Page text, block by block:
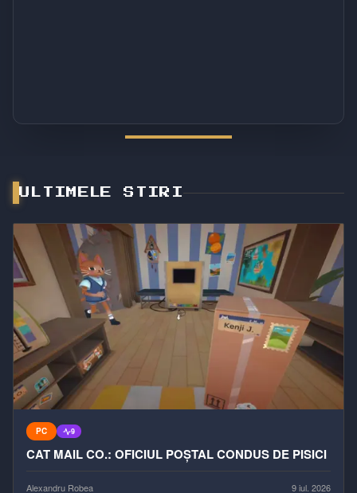
VIRTUALĂ: „LEAFY
ȘI RESPECTUL
PENTRU
STEAM MACHINE
DE 1.000$
PÂNĂ ÎN 2029 ȘI CE
ULTIMELE STIRI
PC 9
CAT MAIL CO.: OFICIUL POȘTAL CONDUS DE PISICI
Alexandru Robea 9 iul. 2026